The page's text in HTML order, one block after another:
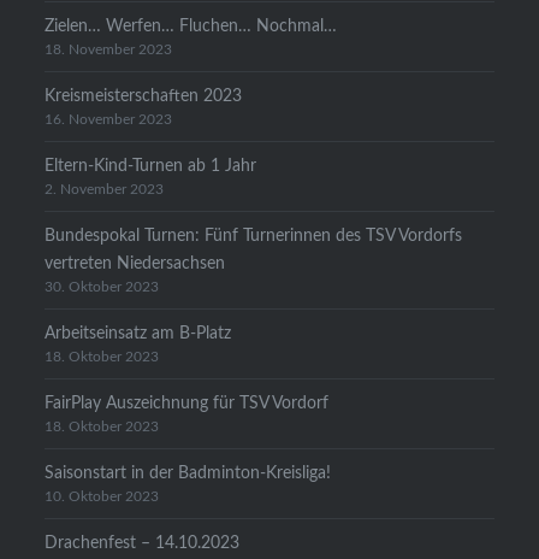
Zielen… Werfen… Fluchen… Nochmal…
18. November 2023
Kreismeisterschaften 2023
16. November 2023
Eltern-Kind-Turnen ab 1 Jahr
2. November 2023
Bundespokal Turnen: Fünf Turnerinnen des TSV Vordorfs
vertreten Niedersachsen
30. Oktober 2023
Arbeitseinsatz am B-Platz
18. Oktober 2023
FairPlay Auszeichnung für TSV Vordorf
18. Oktober 2023
Saisonstart in der Badminton-Kreisliga!
10. Oktober 2023
Drachenfest – 14.10.2023